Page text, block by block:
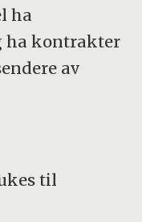
ha
ha kontrakter
av
til